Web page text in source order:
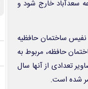
سعدآباد خارج شود و
نفیس ساختمان حافظیه
حافظه، مربوط به
تخته فرش نفیسی که تصاویر تعدادی از آنها سال